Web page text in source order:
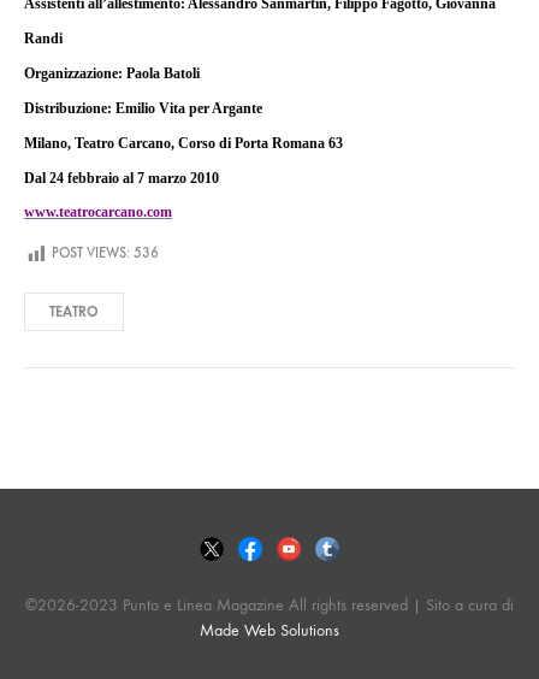
Assistenti all’allestimento: Alessandro Sanmartin, Filippo Fagotto, Giovanna
Randi
Organizzazione: Paola Batoli
Distribuzione: Emilio Vita per Argante
Milano, Teatro Carcano, Corso di Porta Romana 63
Dal 24 febbraio al 7 marzo 2010
www.teatrocarcano.com
POST VIEWS: 536
TEATRO
©2026-2023 Punto e Linea Magazine All rights reserved | Sito a cura di
Made Web Solutions